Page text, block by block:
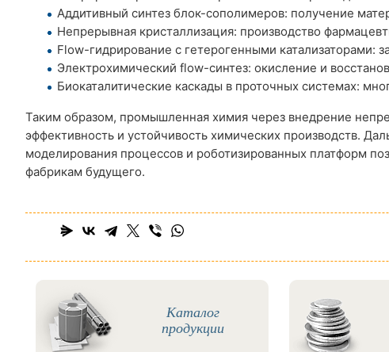
Аддитивный синтез блок-сополимеров: получение
Непрерывная кристаллизация: производство
Flow-гидрирование с гетерогенными катализаторами:
Электрохимический flow-синтез: окисление и
Биокаталитические каскады в проточных системах:
Таким образом, промышленная химия через внедрение
эффективность и устойчивость химических производств.
моделирования процессов и роботизированных платформ
фабрикам будущего.
Каталог
продукции